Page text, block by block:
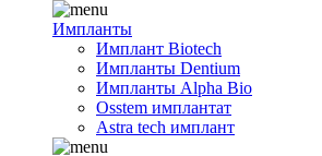
Импланты
Имплант Biotech
Импланты Dentium
Импланты Alpha Bio
Osstem имплантат
Astra tech имплант